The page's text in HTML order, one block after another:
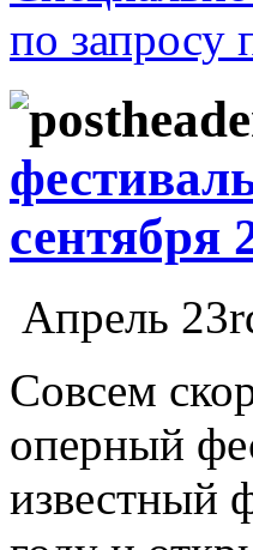
по запросу
сентября
Апрель
Совсем
оперный
известный